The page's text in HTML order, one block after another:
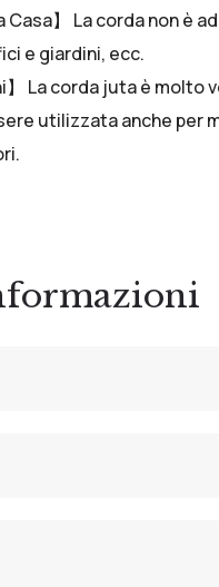
Casa】 La corda non è
e giardini, ecc.
】 La corda juta è
utilizzata anche per